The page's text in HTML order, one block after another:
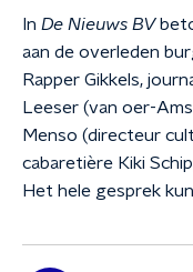
In De Nieuws BV
aan de overleden
Rapper Gikkels,
Leeser (van oer-
Menso (directeur
cabaretière Kiki
Het hele gesprek